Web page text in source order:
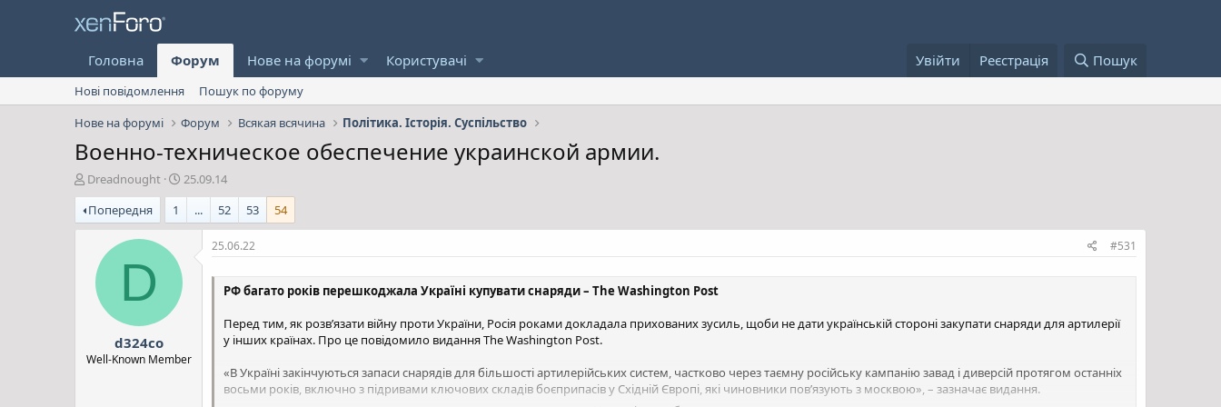
Головна Форум Нове на форумі Користувачі Увійти Реєстрація Пошук
Нові повідомлення
Пошук по форуму
Нове на форумі
Форум Всякая всячина Політика. Історія. Суспільство
Военно-техническое обеспечение украинской армии.
А
в
т
о
Dreadnought
Д
а
а
н
25.09.14
Попередня
1 ... 52 53 54
D
d324co
Well-Known Member
25.06.22 #531
РФ багато років перешкоджала Україні купувати снаряди – The Washington Post
Перед тим, як розв’язати війну проти України, Росія роками докладала прихованих зусиль, щоби не дати українській стороні закупати снаряди для артилерії
у інших країнах. Про це повідомило видання The Washington Post.
«В Україні закінчуються запаси снарядів для більшості артилерійських систем, частково через таємну російську кампанію завад і диверсій протягом останніх
восьми років, включно з підривами ключових складів боєприпасів у Східній Європі, які чиновники пов’язують з москвою», – зазначає видання.